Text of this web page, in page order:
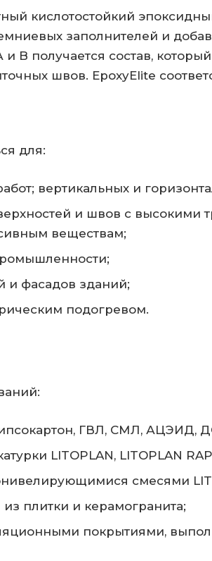
кислотостойкий
заполнителей и
B получается состав,
швов. EpoxyElite
для:
вертикальных и
и швов с высокими
веществам;
и фасадов зданий;
подогревом.
ГВЛ, СМЛ, АЦЭИД,
LITOPLAN, LITOPLAN
смесями
плитки и керамогранита;
покрытиями,